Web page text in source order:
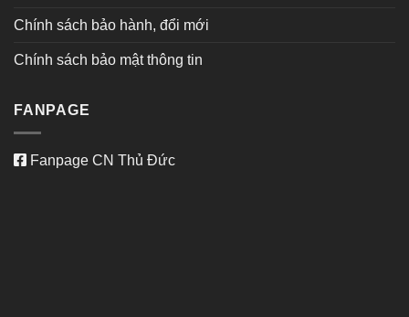
Chính sách bảo hành, đổi mới
Chính sách bảo mật thông tin
FANPAGE
Fanpage CN Thủ Đức